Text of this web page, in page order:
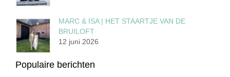
MARC & ISA | HET STAARTJE VAN DE
BRUILOFT
12 juni 2026
Populaire berichten